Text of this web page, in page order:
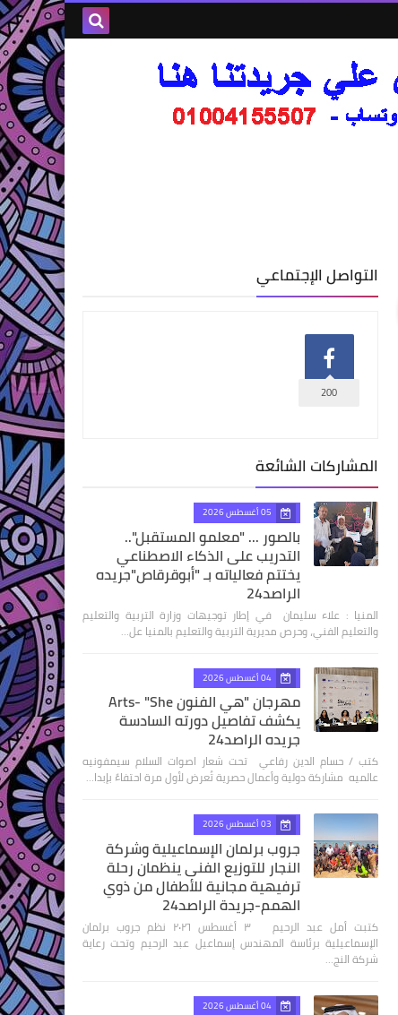
التواصل الإجتماعي
200
المشاركات الشائعة
05 أغسطس 2026
بالصور ... "معلمو المستقبل"..
التدريب على الذكاء الاصطناعي
يختتم فعالياته بـ "أبوقرقاص"جريده
الراصد24
المنيا : علاء سليمان في إطار توجيهات وزارة التربية والتعليم
والتعليم الفني، وحرص مديرية التربية والتعليم بالمنيا عل…
04 أغسطس 2026
مهرجان "هي الفنون Arts- "She
يكشف تفاصيل دورته السادسة
جريده الراصد24
كتب / حسام الدين رفاعي تحت شعار اصوات السلام سيمفونيه
عالميه مشاركة دولية وأعمال حصرية تُعرض لأول مرة احتفاءً بإبدا…
03 أغسطس 2026
جروب برلمان الإسماعيلية وشركة
النجار للتوزيع الفنى ينظمان رحلة
ترفيهية مجانية للأطفال من ذوي
الهمم-جريدة الراصد24
كتبت أمل عبد الرحيم ٣ أغسطس ٢٠٢٦ نظم جروب برلمان
الإسماعيلية برئاسة المهندس إسماعيل عبد الرحيم وتحت رعاية
شركة النج…
04 أغسطس 2026